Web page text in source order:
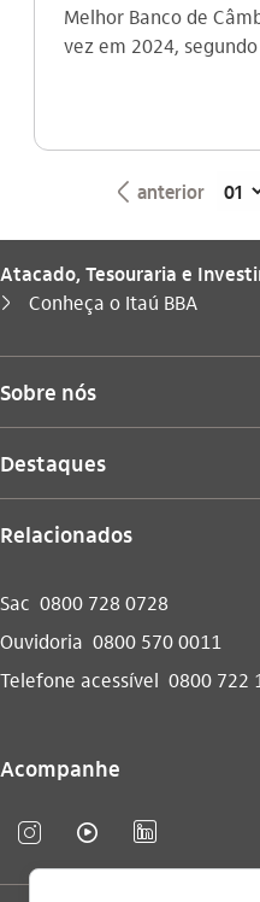
Melhor Banco de
vez em 2024,
seta_esquerda anterior
Atacado, Tesouraria e
seta_direita
Você está aqui:
Conheça o Itaú BBA
Sobre nós
Destaques
Relacionados
Sac 0800 728 0728
Ouvidoria 0800 570 0011
Telefone acessível 0800 722
Acompanhe
instagram_outline video_outline linkedin_base